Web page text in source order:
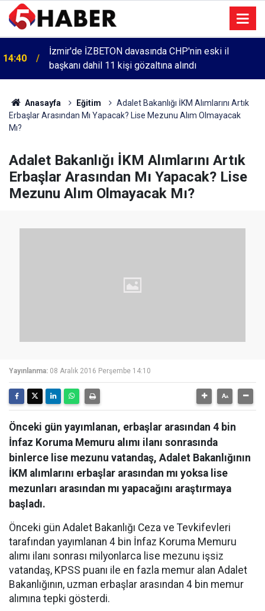
14:40
İzmir'de İZBETON davasında CHP'nin eski il
başkanı dahil 11 kişi gözaltına alındı
Anasayfa Eğitim
Adalet Bakanlığı İKM Alımlarını Artık
Erbaşlar Arasından Mı Yapacak? Lise Mezunu Alım Olmayacak
Mı?
Adalet Bakanlığı İKM Alımlarını Artık
Erbaşlar Arasından Mı Yapacak? Lise
Mezunu Alım Olmayacak Mı?
Yayınlanma: 08 Aralık 2016 Perşembe 14:10
Önceki gün yayımlanan, erbaşlar arasından 4 bin
İnfaz Koruma Memuru alımı ilanı sonrasında
binlerce lise mezunu vatandaş, Adalet Bakanlığının
İKM alımlarını erbaşlar arasından mı yoksa lise
mezunları arasından mı yapacağını araştırmaya
başladı.
Önceki gün Adalet Bakanlığı Ceza ve Tevkifevleri
tarafından yayımlanan 4 bin İnfaz Koruma Memuru
alımı ilanı sonrası milyonlarca lise mezunu işsiz
vatandaş, KPSS puanı ile en fazla memur alan Adalet
Bakanlığının, uzman erbaşlar arasından 4 bin memur
alımına tepki gösterdi.